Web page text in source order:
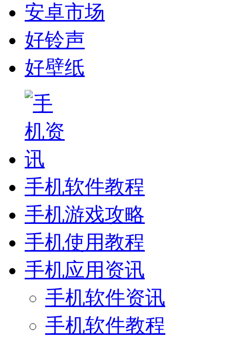
安卓市场
好铃声
好壁纸
手机软件教程
手机游戏攻略
手机使用教程
手机应用资讯
手机软件资讯
手机软件教程